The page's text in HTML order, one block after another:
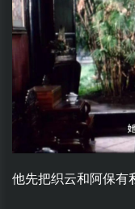
他先把织云和阿保有